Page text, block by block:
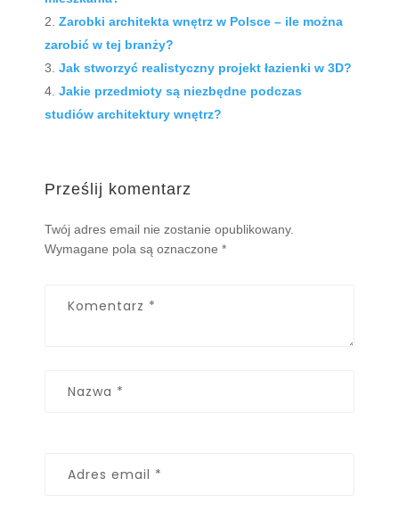
Zarobki architekta wnętrz w Polsce – ile można
zarobić w tej branży?
Jak stworzyć realistyczny projekt łazienki w 3D?
Jakie przedmioty są niezbędne podczas
studiów architektury wnętrz?
Prześlij komentarz
Twój adres email nie zostanie opublikowany.
Wymagane pola są oznaczone*